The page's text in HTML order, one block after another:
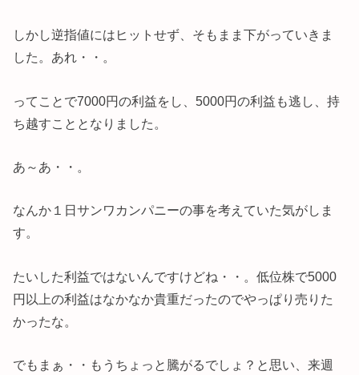
しかし逆指値にはヒットせず、そもまま下がっていきま
した。あれ・・。
ってことで7000円の利益をし、5000円の利益も逃し、持
ち越すこととなりました。
あ～あ・・。
なんか１日サンワカンパニーの事を考えていた気がしま
す。
たいした利益ではないんですけどね・・。低位株で5000
円以上の利益はなかなか貴重だったのでやっぱり売りた
かったな。
でもまぁ・・もうちょっと騰がるでしょ？と思い、来週